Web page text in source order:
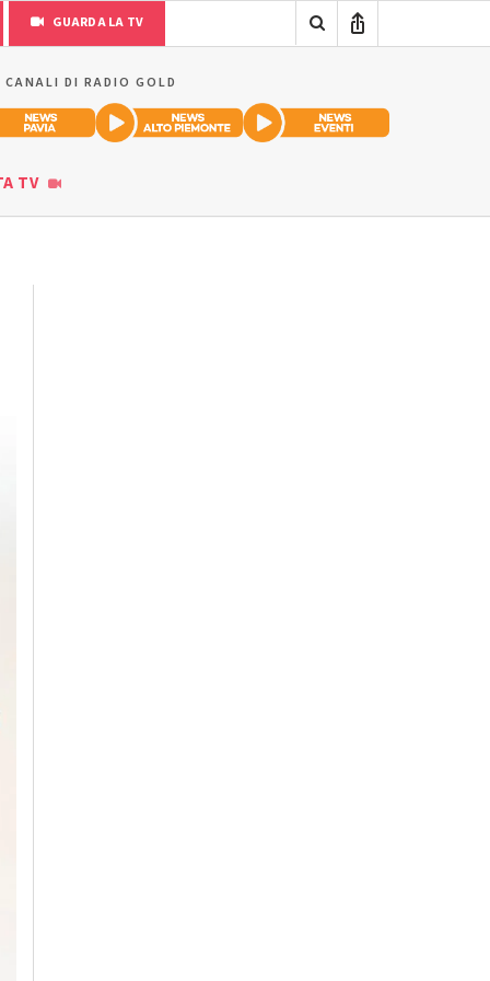
GUARDA LA TV
DI RADIO GOLD
TV